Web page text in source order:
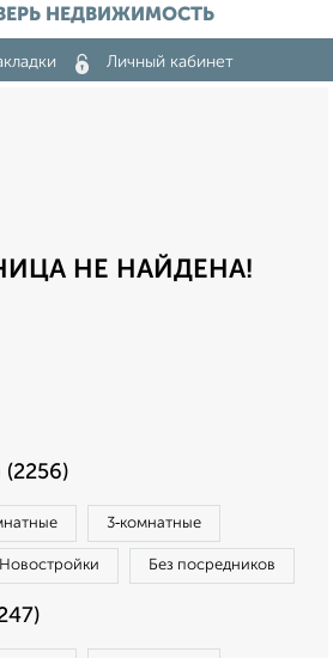
НЕДВИЖИМОСТЬ
Личный кабинет
НЕ НАЙДЕНА!
(2256)
3‑комнатные
Новостройки Без посредников